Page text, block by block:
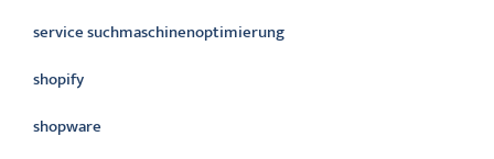
service suchmaschinenoptimierung
shopify
shopware